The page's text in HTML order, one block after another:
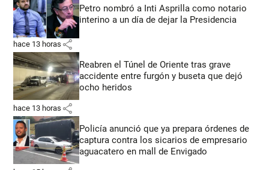
Petro nombró a Inti Asprilla como notario
interino a un día de dejar la Presidencia
hace 13 horas share
Reabren el Túnel de Oriente tras grave
accidente entre furgón y buseta que dejó
ocho heridos
hace 13 horas share
Policía anunció que ya prepara órdenes de
captura contra los sicarios de empresario
aguacatero en mall de Envigado